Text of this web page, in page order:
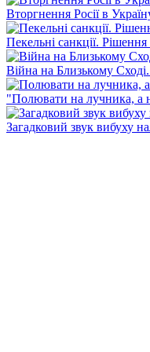
Вторгнення Росії в
Пекельні санкції.
Війна на Близькому
"Полювати на лучника, а
Загадковий звук вибуху